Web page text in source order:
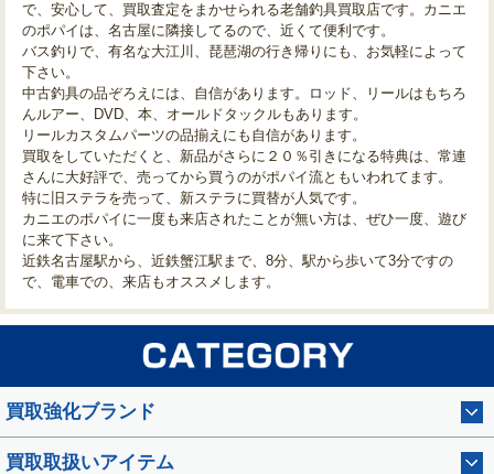
で、安心して、買取査定をまかせられる老舗釣具買取店です。カニエ
のポパイは、名古屋に隣接してるので、近くて便利です。
バス釣りで、有名な大江川、琵琶湖の行き帰りにも、お気軽によって
下さい。
中古釣具の品ぞろえには、自信があります。ロッド、リールはもちろ
んルアー、DVD、本、オールドタックルもあります。
リールカスタムパーツの品揃えにも自信があります。
買取をしていただくと、新品がさらに２０％引きになる特典は、常連
さんに大好評で、売ってから買うのがポパイ流ともいわれてます。
特に旧ステラを売って、新ステラに買替が人気です。
カニエのポパイに一度も来店されたことが無い方は、ぜひ一度、遊び
に来て下さい。
近鉄名古屋駅から、近鉄蟹江駅まで、8分、駅から歩いて3分ですの
で、電車での、来店もオススメします。
買取強化ブランド
買取取扱いアイテム